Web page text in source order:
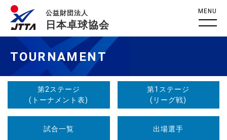
公益財団法人
日本卓球協会
MENU
TOURNAMENT
第2ステージ
(トーナメント表)
第1ステージ
(リーグ戦)
試合一覧 出場選手